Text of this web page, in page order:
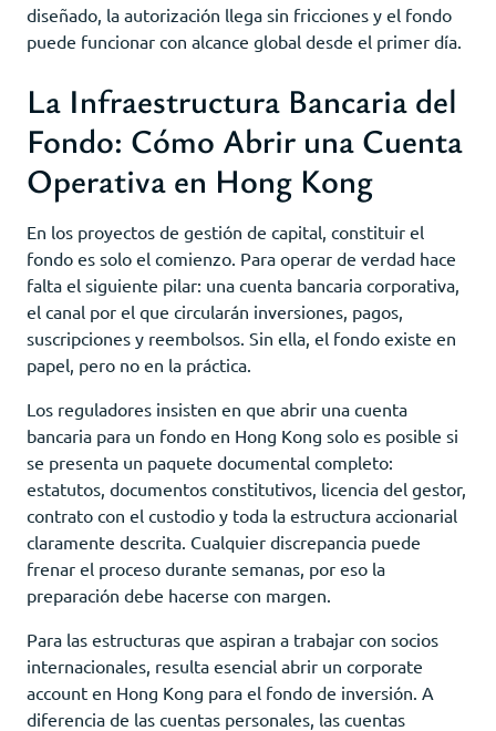
diseñado, la autorización llega sin fricciones y el fondo
puede funcionar con alcance global desde el primer día.
La Infraestructura Bancaria del
Fondo: Cómo Abrir una Cuenta
Operativa en Hong Kong
En los proyectos de gestión de capital, constituir el
fondo es solo el comienzo. Para operar de verdad hace
falta el siguiente pilar: una cuenta bancaria corporativa,
el canal por el que circularán inversiones, pagos,
suscripciones y reembolsos. Sin ella, el fondo existe en
papel, pero no en la práctica.
Los reguladores insisten en que abrir una cuenta
bancaria para un fondo en Hong Kong solo es posible si
se presenta un paquete documental completo:
estatutos, documentos constitutivos, licencia del gestor,
contrato con el custodio y toda la estructura accionarial
claramente descrita. Cualquier discrepancia puede
frenar el proceso durante semanas, por eso la
preparación debe hacerse con margen.
Para las estructuras que aspiran a trabajar con socios
internacionales, resulta esencial abrir un corporate
account en Hong Kong para el fondo de inversión. A
diferencia de las cuentas personales, las cuentas